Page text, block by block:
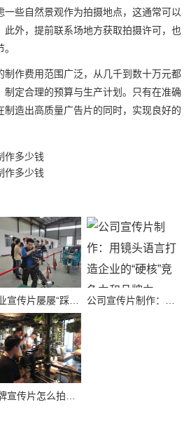
些自然景观作为拍摄地点，这通常可以
此外，提前联系场地方获取拍摄许可，也
制作费用范围广泛，从几千到数十万元都
制定合理的预算与生产计划。只有在准确
制造出高质量广告片的同时，实现良好的
作多少钱
作多少钱